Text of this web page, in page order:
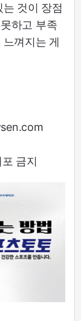
것이 장점
하고 부족
껴지는 게
금지